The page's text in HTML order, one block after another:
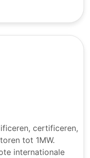
certificeren,
tot 1MW.
internationale